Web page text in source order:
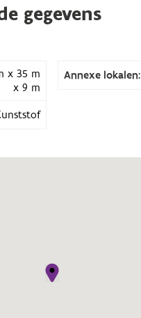
gegevens
x 35 m
x 9 m
Annexe lokalen: